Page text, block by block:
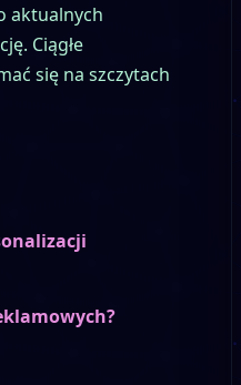
aktualnych
Ciągłe
się na szczytach